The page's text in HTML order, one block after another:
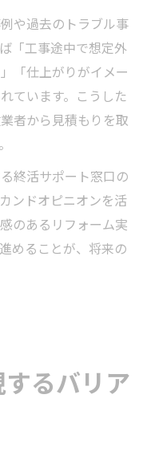
や過去のトラブル事
「工事途中で想定外
「仕上がりがイメー
ています。こうした
者から見積もりを取
終活サポート窓口の
ンドオピニオンを活
のあるリフォーム実
めることが、将来の
るバリア